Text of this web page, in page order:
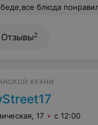
блюда
Отзывы2
КУХНИ
17 с 12:00